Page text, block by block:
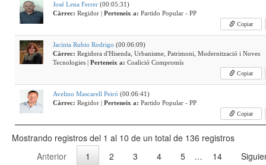
José Lena Ferrer (00:05:31)
Càrrec: Regidor | Perteneix a: Partido Popular - PP
Copiar
Jacinta Rubio Rodrigo (00:06:09)
Càrrec: Regidora d'Hisenda, Urbanisme, Patrimoni, Modernització i Noves
Tecnologies | Perteneix a: Coalició Compromís
Copiar
Avelino Mascarell Peiró (00:06:41)
Càrrec: Regidor | Perteneix a: Partido Popular - PP
Copiar
Mostrando registros del 1 al 10 de un total de 136 registros
Anterior
1 2 3 4 5 … 14